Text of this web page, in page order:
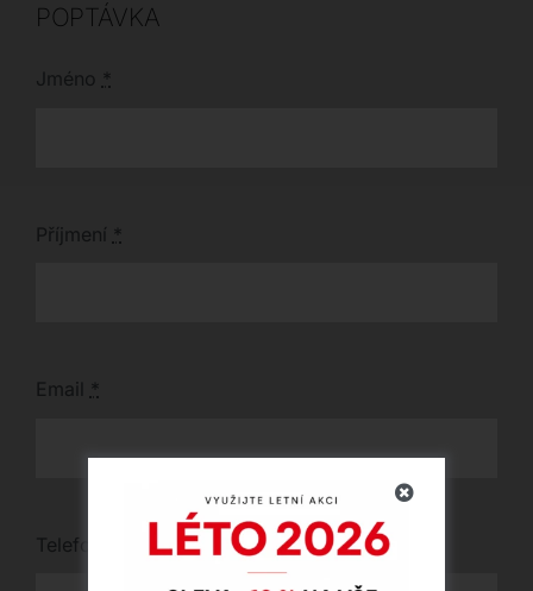
POPTÁVKA
Jméno *
Příjmení *
Email *
Telefon